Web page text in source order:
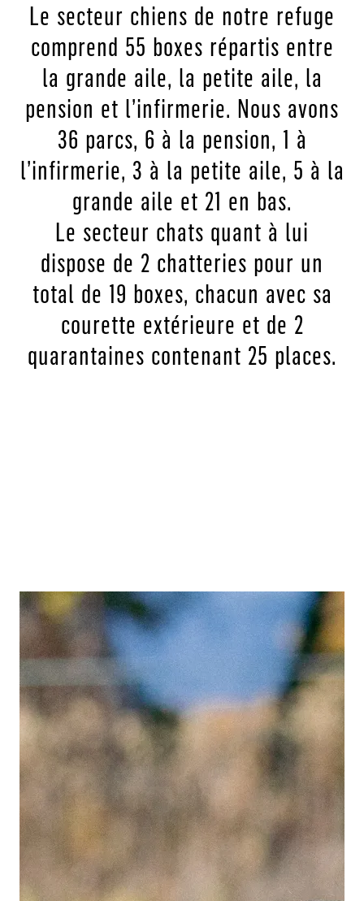
Le secteur chiens de notre refuge
comprend 55 boxes répartis entre
la grande aile, la petite aile, la
pension et l’infirmerie. Nous avons
36 parcs, 6 à la pension, 1 à
l’infirmerie, 3 à la petite aile, 5 à la
grande aile et 21 en bas.
Le secteur chats quant à lui
dispose de 2 chatteries pour un
total de 19 boxes, chacun avec sa
courette extérieure et de 2
quarantaines contenant 25 places.